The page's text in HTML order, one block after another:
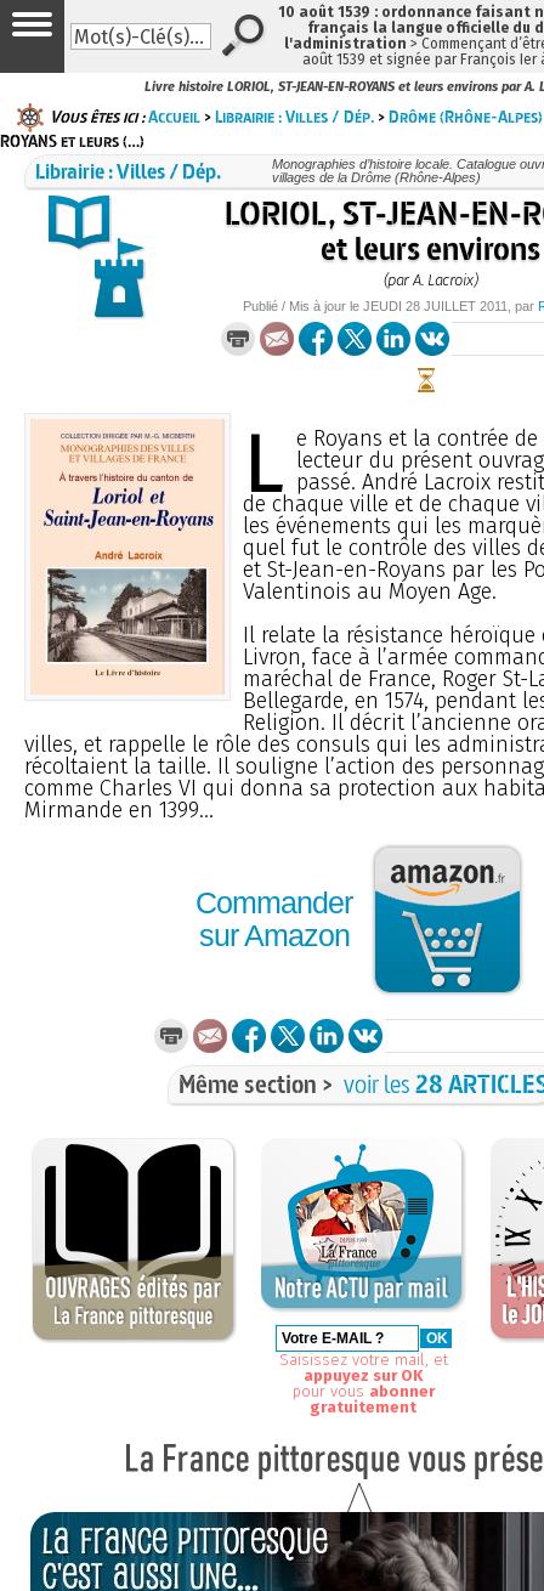
Livre histoire LORIOL, ST-JEAN-EN-ROYANS et leurs environs par A.
Vous êtes ici :Accueil >Librairie : Villes / Dép. >Drôme (Rhône-Alpes)
ROYANS et leurs (…)
Librairie : Villes / Dép.
Monographies d’histoire locale. Catalogue
villages de la Drôme (Rhône-Alpes)
LORIOL, ST-JEAN-EN-
et leurs environs
(par A. Lacroix)
Publié / Mis à jour leJEUDI 28 JUILLET 2011 , par
L e Royans et la contrée
lecteur du présent
passé. André Lacroix
de chaque ville et de chaque
les événements qui les
quel fut le contrôle des villes
et St-Jean-en-Royans par les
Valentinois au Moyen Age.
Il relate la résistance
Livron, face à l’armée
maréchal de France, Roger St-
Bellegarde, en 1574, pendant
Religion. Il décrit l’ancienne
villes, et rappelle le rôle des consuls qui les
récoltaient la taille. Il souligne l’action des
comme Charles VI qui donna sa protection aux
Mirmande en 1399...
Commander
sur Amazon
Même section > voir les28
Saisissez votre mail, et
appuyez sur OK
pour vous abonner
gratuitement
10 août 1539 : ordonnance faisant
français la langue officielle du
l'administration > Commençant
août 1539 et signée par François